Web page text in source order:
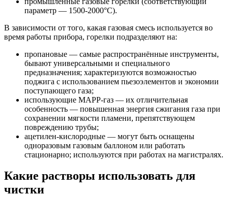
параметр — 1500-2000°С).
В зависимости от того, какая газовая смесь используется во
время работы прибора, горелки подразделяют на:
пропановые — самые распространённые инструменты,
бывают универсальными и специального
предназначения; характеризуются возможностью
поджига с использованием пьезоэлементов и экономии
поступающего газа;
использующие MAPP-газ — их отличительная
особенность — повышенная энергия сжигания газа при
сохранении мягкости пламени, препятствующем
повреждению трубы;
ацетилен-кислородные — могут быть оснащены
одноразовым газовым баллоном или работать
стационарно; используются при работах на магистралях.
Какие растворы использовать для
чистки